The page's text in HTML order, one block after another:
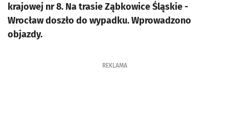
krajowej nr 8. Na trasie Ząbkowice Śląskie -
Wrocław doszło do wypadku. Wprowadzono
objazdy.
REKLAMA